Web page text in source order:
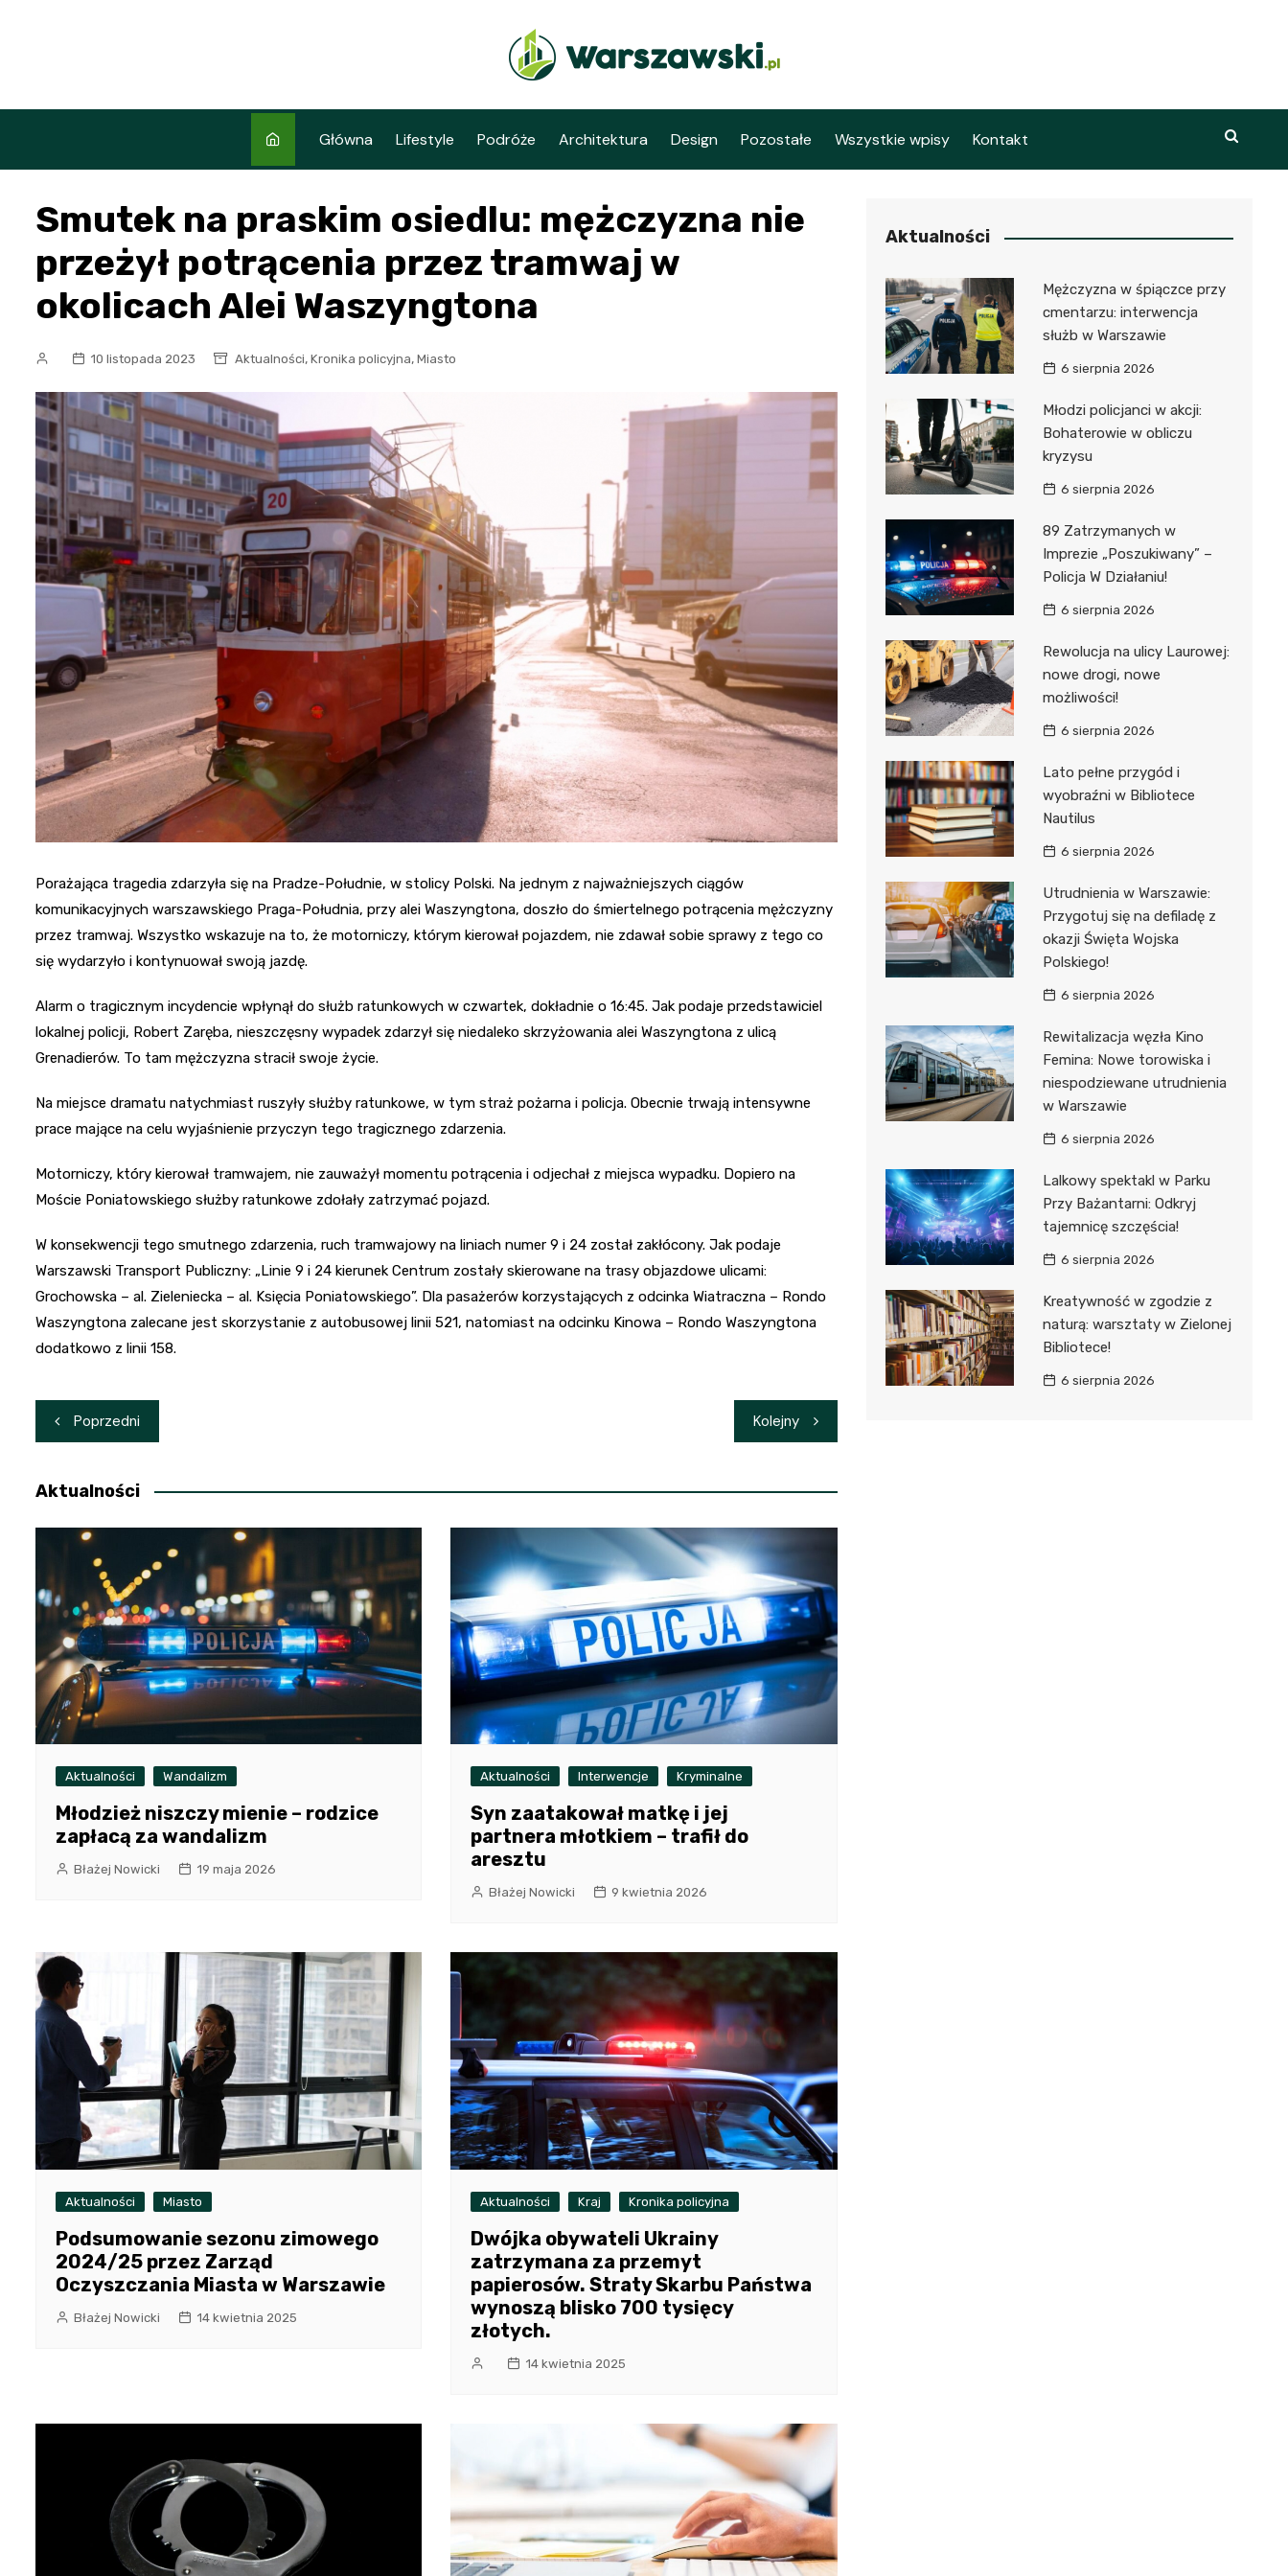
Główna Lifestyle Podróże Architektura Design Pozostałe Wszystkie wpisy Kontakt
Smutek na praskim osiedlu: mężczyzna nie
przeżył potrącenia przez tramwaj w
okolicach Alei Waszyngtona
10 listopada 2023 Aktualności, Kronika policyjna, Miasto
Porażająca tragedia zdarzyła się na Pradze-Południe, w stolicy Polski. Na jednym z najważniejszych ciągów
komunikacyjnych warszawskiego Praga-Południa, przy alei Waszyngtona, doszło do śmiertelnego potrącenia mężczyzny
przez tramwaj. Wszystko wskazuje na to, że motorniczy, którym kierował pojazdem, nie zdawał sobie sprawy z tego co
się wydarzyło i kontynuował swoją jazdę.
Alarm o tragicznym incydencie wpłynął do służb ratunkowych w czwartek, dokładnie o 16:45. Jak podaje przedstawiciel
lokalnej policji, Robert Zaręba, nieszczęsny wypadek zdarzył się niedaleko skrzyżowania alei Waszyngtona z ulicą
Grenadierów. To tam mężczyzna stracił swoje życie.
Na miejsce dramatu natychmiast ruszyły służby ratunkowe, w tym straż pożarna i policja. Obecnie trwają intensywne
prace mające na celu wyjaśnienie przyczyn tego tragicznego zdarzenia.
Motorniczy, który kierował tramwajem, nie zauważył momentu potrącenia i odjechał z miejsca wypadku. Dopiero na
Moście Poniatowskiego służby ratunkowe zdołały zatrzymać pojazd.
W konsekwencji tego smutnego zdarzenia, ruch tramwajowy na liniach numer 9 i 24 został zakłócony. Jak podaje
Warszawski Transport Publiczny: „Linie 9 i 24 kierunek Centrum zostały skierowane na trasy objazdowe ulicami:
Grochowska – al. Zieleniecka – al. Księcia Poniatowskiego”. Dla pasażerów korzystających z odcinka Wiatraczna – Rondo
Waszyngtona zalecane jest skorzystanie z autobusowej linii 521, natomiast na odcinku Kinowa – Rondo Waszyngtona
dodatkowo z linii 158.
Nawigacja
wpisu
Poprzedni Kolejny
Aktualności
Aktualności Wandalizm
Młodzież niszczy mienie – rodzice
zapłacą za wandalizm
Błażej Nowicki 19 maja 2026
Aktualności Interwencje Kryminalne
Syn zaatakował matkę i jej
partnera młotkiem – trafił do
aresztu
Błażej Nowicki 9 kwietnia 2026
Aktualności Miasto
Podsumowanie sezonu zimowego
2024/25 przez Zarząd
Oczyszczania Miasta w Warszawie
Błażej Nowicki 14 kwietnia 2025
Aktualności Kraj Kronika policyjna
Dwójka obywateli Ukrainy
zatrzymana za przemyt
papierosów. Straty Skarbu Państwa
wynoszą blisko 700 tysięcy
złotych.
14 kwietnia 2025
Aktualności
Mężczyzna w śpiączce przy
cmentarzu: interwencja
służb w Warszawie
6 sierpnia 2026
Młodzi policjanci w akcji:
Bohaterowie w obliczu
kryzysu
6 sierpnia 2026
89 Zatrzymanych w
Imprezie „Poszukiwany” –
Policja W Działaniu!
6 sierpnia 2026
Rewolucja na ulicy Laurowej:
nowe drogi, nowe
możliwości!
6 sierpnia 2026
Lato pełne przygód i
wyobraźni w Bibliotece
Nautilus
6 sierpnia 2026
Utrudnienia w Warszawie:
Przygotuj się na defiladę z
okazji Święta Wojska
Polskiego!
6 sierpnia 2026
Rewitalizacja węzła Kino
Femina: Nowe torowiska i
niespodziewane utrudnienia
w Warszawie
6 sierpnia 2026
Lalkowy spektakl w Parku
Przy Bażantarni: Odkryj
tajemnicę szczęścia!
6 sierpnia 2026
Kreatywność w zgodzie z
naturą: warsztaty w Zielonej
Bibliotece!
6 sierpnia 2026